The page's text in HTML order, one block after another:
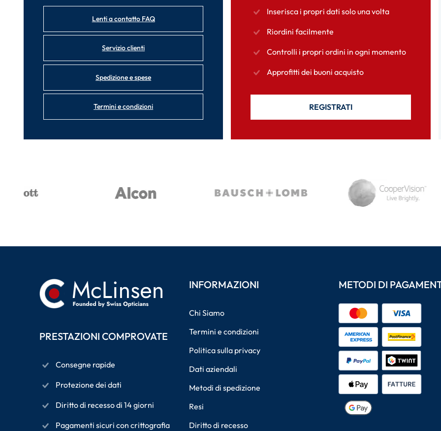
Lenti a contatto FAQ
Servizio clienti
Spedizione e spese
Termini e condizioni
Inserisca i propri dati solo una volta
Riordini facilmente
Controlli i propri ordini in ogni momento
Approfitti dei buoni acquisto
REGISTRATI
PRESTAZIONI COMPROVATE
Consegne rapide
Protezione dei dati
Diritto di recesso di 14 giorni
Pagamenti sicuri con crittografia
INFORMAZIONI
Chi Siamo
Termini e condizioni
Politica sulla privacy
Dati aziendali
Metodi di spedizione
Resi
Diritto di recesso
METODI DI